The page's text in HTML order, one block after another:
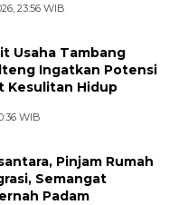
23:56 WIB
Usaha Tambang
Ingatkan Potensi
Kesulitan Hidup
WIB
Pinjam Rumah
Semangat
Padam